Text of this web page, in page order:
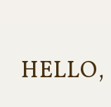
HELLO,